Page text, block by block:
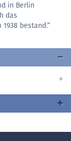
in Berlin
das
bestand.“